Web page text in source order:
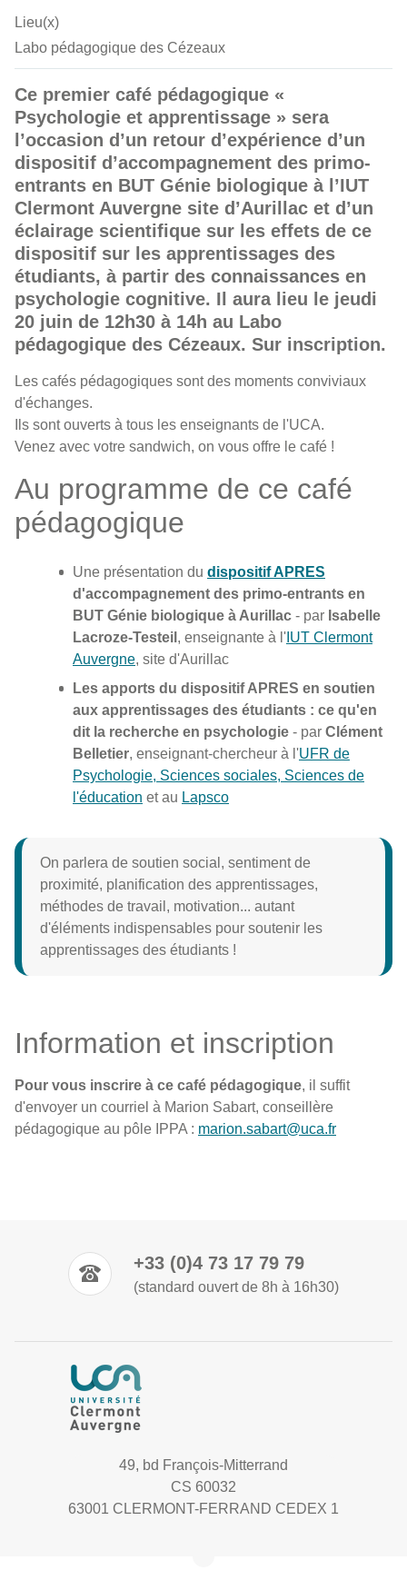
Lieu(x)
Labo pédagogique des Cézeaux
Ce premier café pédagogique «
Psychologie et apprentissage » sera
l’occasion d’un retour d’expérience d’un
dispositif d’accompagnement des primo-
entrants en BUT Génie biologique à l’IUT
Clermont Auvergne site d’Aurillac et d’un
éclairage scientifique sur les effets de ce
dispositif sur les apprentissages des
étudiants, à partir des connaissances en
psychologie cognitive. Il aura lieu le jeudi
20 juin de 12h30 à 14h au Labo
pédagogique des Cézeaux. Sur inscription.
Les cafés pédagogiques sont des moments conviviaux
d'échanges.
Ils sont ouverts à tous les enseignants de l'UCA.
Venez avec votre sandwich, on vous offre le café !
Au programme de ce café
pédagogique
Une présentation du dispositif APRES
d'accompagnement des primo-entrants en
BUT Génie biologique à Aurillac - par Isabelle
Lacroze-Testeil , enseignante à l' IUT Clermont
Auvergne, site d'Aurillac
Les apports du dispositif APRES en soutien
aux apprentissages des étudiants : ce qu'en
dit la recherche en psychologie - par Clément
Belletier, enseignant-chercheur à l'UFR de
Psychologie, Sciences sociales, Sciences de
l'éducation et au Lapsco
On parlera de soutien social, sentiment de
proximité, planification des apprentissages,
méthodes de travail, motivation... autant
d'éléments indispensables pour soutenir les
apprentissages des étudiants !
Information et inscription
Pour vous inscrire à ce café pédagogique, il suffit
d'envoyer un courriel à Marion Sabart, conseillère
pédagogique au pôle IPPA : marion.sabart@uca.fr
+33 (0)4 73 17 79 79
(standard ouvert de 8h à 16h30)
49, bd François-Mitterrand
CS 60032
63001 CLERMONT-FERRAND CEDEX 1